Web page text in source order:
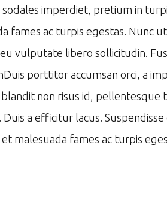
imperdiet, pretium in
ac turpis egestas. Nunc
vulputate libero sollicitudin.
porttitor accumsan orci, a
non risus id, pellentesque
a efficitur lacus.
malesuada fames ac turpis